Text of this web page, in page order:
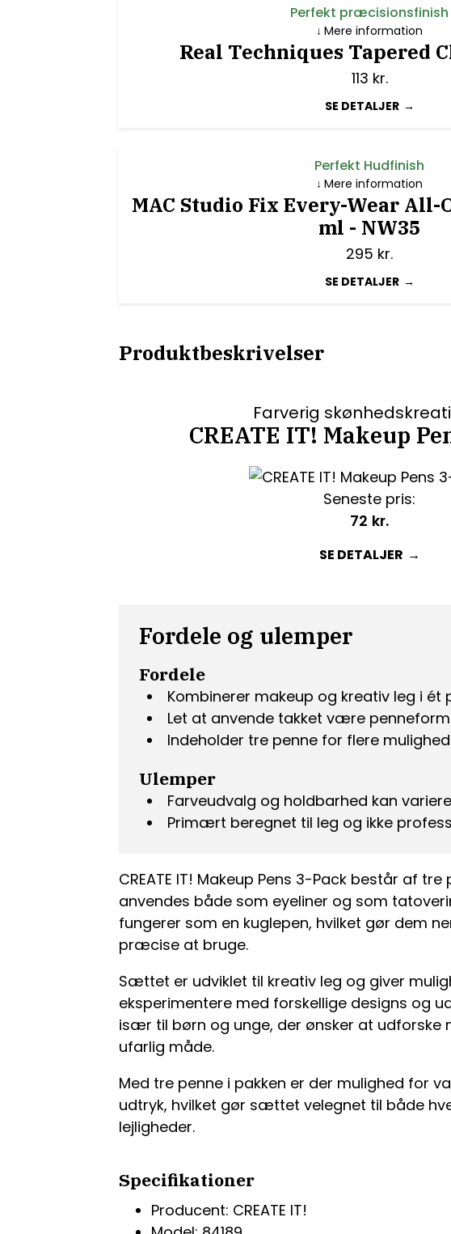
Perfekt præcisionsfinish
Real Techniques Tapered
113 kr.
SE DETALJER
Mere information
Perfekt Hudfinish
MAC Studio Fix Every-Wear All-
ml - NW35
295 kr.
SE DETALJER
Mere information
Produktbeskrivelser
Farverig
CREATE IT! Makeup
CREATE IT! Makeup Pens 3-Pack består af tre
anvendes både som eyeliner og som
fungerer som en kuglepen, hvilket gør dem
præcise at bruge.
Sættet er udviklet til kreativ leg og giver
eksperimentere med forskellige designs og
især til børn og unge, der ønsker at udforske
ufarlig måde.
Med tre penne i pakken er der mulighed for
udtryk, hvilket gør sættet velegnet til både
lejligheder.
Fordele og ulemper
Fordele
Kombinerer makeup og kreativ leg i ét
Let at anvende takket være
Indeholder tre penne for flere
Ulemper
Farveudvalg og holdbarhed kan
Primært beregnet til leg og ikke
Specifikationer
Producent: CREATE IT!
Seneste pris:
72 kr.
SE DETALJER